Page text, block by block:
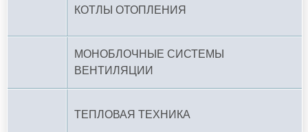
КОТЛЫ ОТОПЛЕНИЯ
МОНОБЛОЧНЫЕ СИСТЕМЫ
ВЕНТИЛЯЦИИ
ТЕПЛОВАЯ ТЕХНИКА